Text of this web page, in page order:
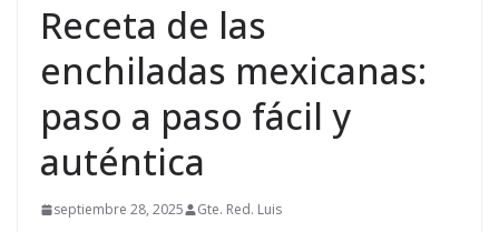
Receta de las
enchiladas mexicanas:
paso a paso fácil y
auténtica
septiembre 28, 2025 Gte. Red. Luis